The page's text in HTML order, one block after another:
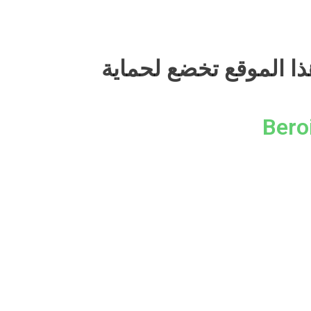
الموقع تخضع لحماية